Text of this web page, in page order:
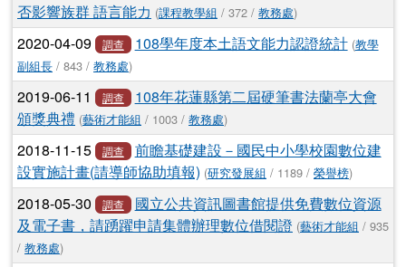
否影響族群 語言能力 (課程教學組 / 372 / 教務處)
2020-04-09 調查 108學年度本土語文能力認證統計 (教學
副組長 / 843 / 教務處)
2019-06-11 調查
108年花蓮縣第二屆硬筆書法蘭亭大會
頒獎典禮 (藝術才能組 / 1003 / 教務處)
2018-11-15 調查
前瞻基礎建設－國民中小學校園數位建
設實施計畫(請導師協助填報) (研究發展組 / 1189 / 榮譽榜)
2018-05-30 調查
國立公共資訊圖書館提供免費數位資源
及電子書，請踴躍申請集體辦理數位借閱證 (藝術才能組 / 935
/ 教務處)